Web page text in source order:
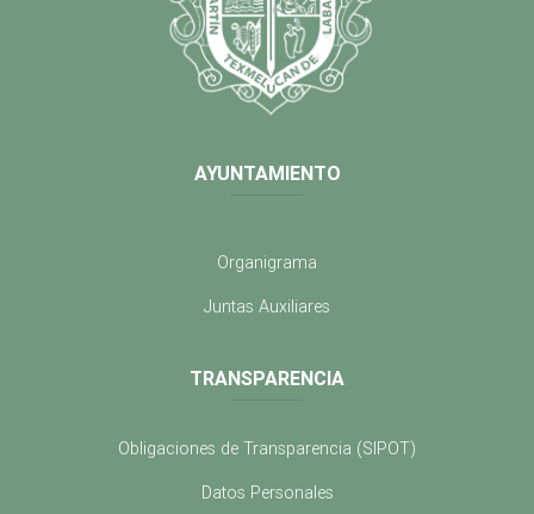
AYUNTAMIENTO
Organigrama
Juntas Auxiliares
TRANSPARENCIA
Obligaciones de Transparencia (SIPOT)
Datos Personales